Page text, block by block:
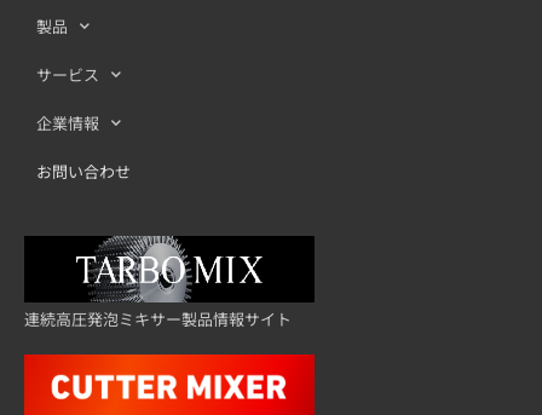
製品
サービス
企業情報
お問い合わせ
連続高圧発泡ミキサー製品情報サイト